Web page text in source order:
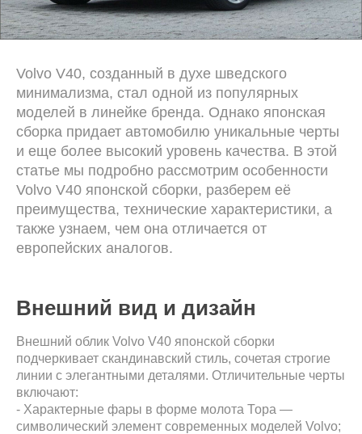
Volvo V40, созданный в духе шведского
минимализма, стал одной из популярных
моделей в линейке бренда. Однако японская
сборка придает автомобилю уникальные черты
и еще более высокий уровень качества. В этой
статье мы подробно рассмотрим особенности
Volvo V40 японской сборки, разберем её
преимущества, технические характеристики, а
также узнаем, чем она отличается от
европейских аналогов.
Внешний вид и дизайн
Внешний облик Volvo V40 японской сборки
подчеркивает скандинавский стиль, сочетая строгие
линии с элегантными деталями. Отличительные черты
включают:
- Характерные фары в форме молота Тора —
символический элемент современных моделей Volvo;